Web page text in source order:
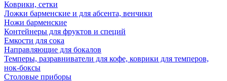
Коврики, сетки
Ложки барменские и для абсента, венчики
Ножи барменские
Контейнеры для фруктов и специй
Емкости для сока
Направляющие для бокалов
Темперы, разравниватели для кофе, коврики для темперов,
нок-боксы
Столовые приборы